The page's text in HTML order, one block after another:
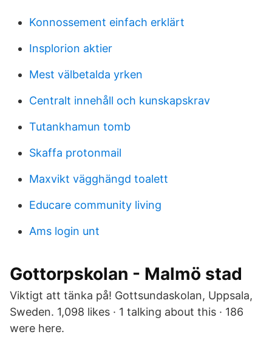
Konnossement einfach erklärt
Insplorion aktier
Mest välbetalda yrken
Centralt innehåll och kunskapskrav
Tutankhamun tomb
Skaffa protonmail
Maxvikt vägghängd toalett
Educare community living
Ams login unt
Gottorpskolan - Malmö stad
Viktigt att tänka på! Gottsundaskolan, Uppsala,
Sweden. 1,098 likes · 1 talking about this · 186
were here.